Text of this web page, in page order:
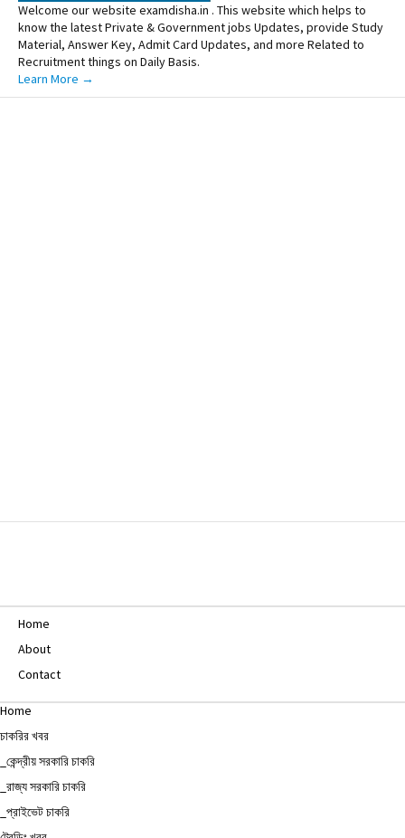
Welcome our website examdisha.in . This website which helps to
know the latest Private & Government jobs Updates, provide Study
Material, Answer Key, Admit Card Updates, and more Related to
Recruitment things on Daily Basis.
Learn More →
Home
About
Contact
Home
চাকরির খবর
_কেন্দ্রীয় সরকারি চাকরি
_রাজ্য সরকারি চাকরি
_প্রাইভেট চাকরি